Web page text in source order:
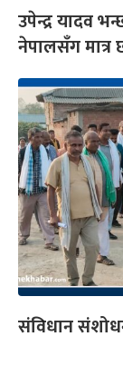
उपेन्द्र यादव
नेपालसँग मात्र
संविधान